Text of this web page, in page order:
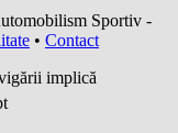
Sportiv -
• Contact
implică